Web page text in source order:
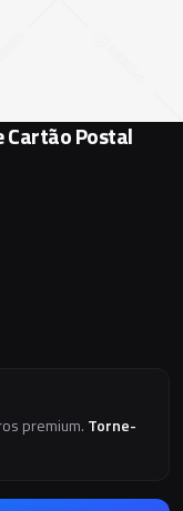
Cartão Postal
premium. Torne-